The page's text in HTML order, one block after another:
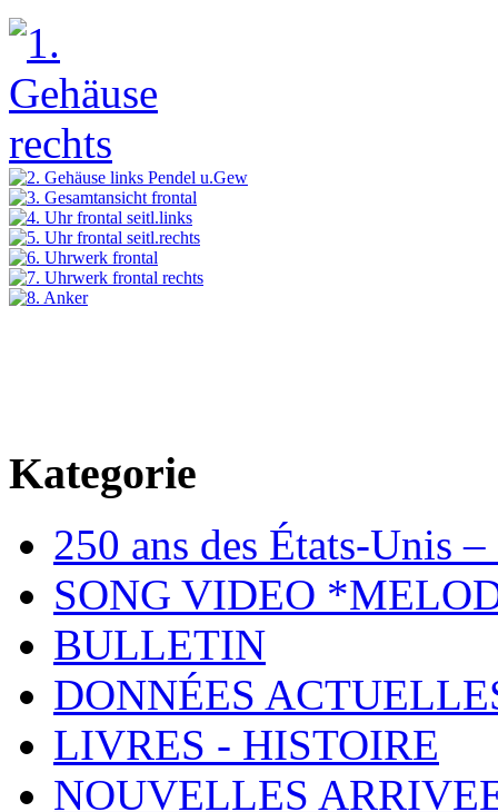
Kategorie
250 ans des États-Unis
SONG VIDEO
BULLETIN
DONNÉES
LIVRES - HISTOIRE
NOUVELLES